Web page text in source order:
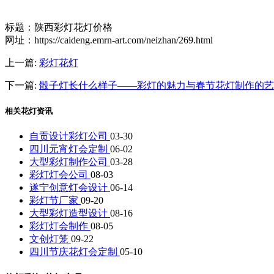
标题：陕西彩灯花灯价格
网址：https://caideng.emrn-art.com/neizhan/269.html
上一篇: 彩灯花灯
下一篇: 骰子灯长什么样子——彩灯的魅力与春节花灯制作的
相关花灯资讯
自贡设计彩灯公司 03-30
四川元宵灯会定制 06-02
大型彩灯制作公司 03-28
彩灯灯会公司 08-03
遂宁创意灯会设计 06-14
彩灯节厂家 09-20
大型彩灯造型设计 08-16
彩灯灯会制作 08-05
文创灯笼 09-22
四川节庆花灯会定制 05-10